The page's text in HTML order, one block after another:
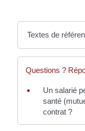
Textes de
Questions ?
Un salarié
santé
contrat ?